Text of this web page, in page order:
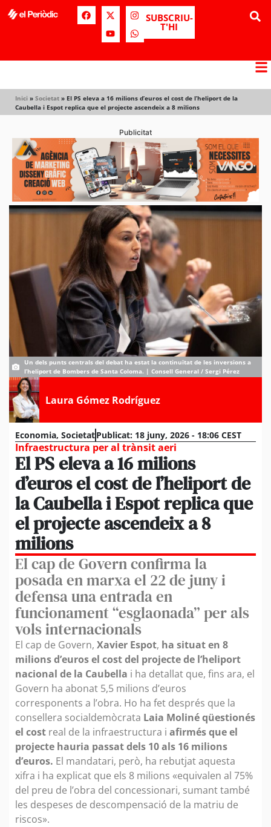
SUBSCRIU-
T'HI
Inici » Societat » El PS eleva a 16 milions d’euros el cost de l’heliport de la
Caubella i Espot replica que el projecte ascendeix a 8 milions
Publicitat
Un dels punts centrals del debat ha estat la continuïtat de les inversions a
l’heliport de Bombers de Santa Coloma. | Consell General / Sergi Pérez
Laura Gómez Rodríguez
Economia, SocietatPublicat: 18 juny, 2026 - 18:06 CEST
Infraestructura per al trànsit aeri
El PS eleva a 16 milions
d’euros el cost de l’heliport de
la Caubella i Espot replica que
el projecte ascendeix a 8
milions
El cap de Govern confirma la
posada en marxa el 22 de juny i
defensa una entrada en
funcionament “esglaonada” per als
vols internacionals
El cap de Govern, Xavier Espot, ha situat en 8
milions d’euros el cost del projecte de l’heliport
nacional de la Caubella i ha detallat que, fins ara, el
Govern ha abonat 5,5 milions d’euros
corresponents a l’obra. Ho ha fet després que la
consellera socialdemòcrata Laia Moliné qüestionés
el cost real de la infraestructura i afirmés que el
projecte hauria passat dels 10 als 16 milions
d’euros. El mandatari, però, ha rebutjat aquesta
xifra i ha explicat que els 8 milions «equivalen al 75%
del preu de l’obra del concessionari, sumant també
les despeses de descompensació de la matriu de
riscos».